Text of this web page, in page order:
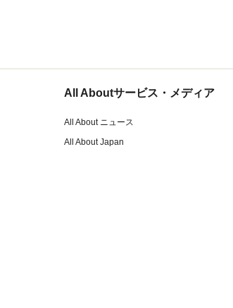
All Aboutサービス・メディア
All About ニュース
All About Japan